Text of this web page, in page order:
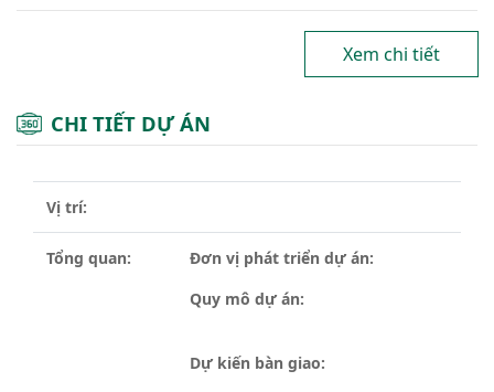
Xem chi tiết
CHI TIẾT DỰ ÁN
Vị trí:
Tổng quan:
Đơn vị phát triển dự án:
Quy mô dự án:
Dự kiến bàn giao: